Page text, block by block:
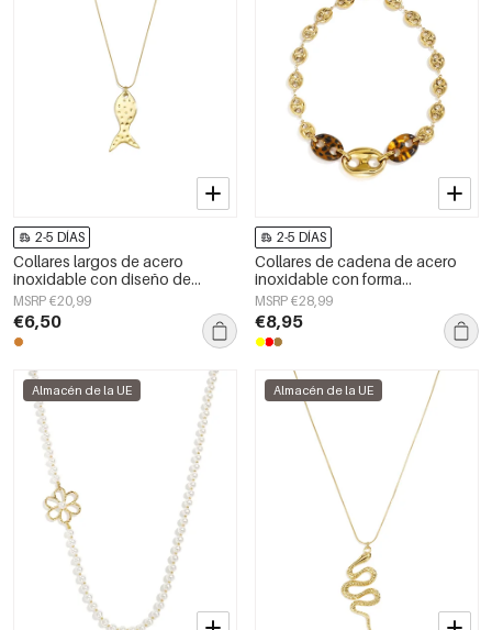
2-5 DÍAS
Collares largos de acero
inoxidable con diseño de
peces, estilo casual y sencillo
para uso diario. Joyería para
mujer.
MSRP €20,99
€6,50
2-5 DÍAS
Collares de cadena de acero
inoxidable con forma
geométrica, sencillos, de la
serie Daily Simple, joyería para
mujer.
MSRP €28,99
€8,95
Almacén de la UE Almacén de la UE